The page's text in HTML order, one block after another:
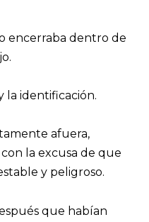
encerraba dentro de
la identificación.
afuera,
la excusa de que
y peligroso.
que habían